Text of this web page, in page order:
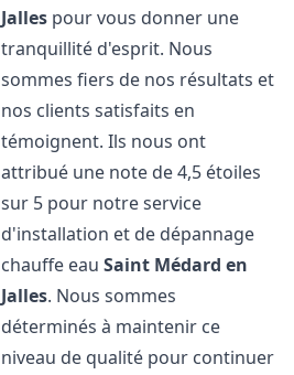
Jalles pour vous donner une
tranquillité d'esprit. Nous
sommes fiers de nos résultats et
nos clients satisfaits en
témoignent. Ils nous ont
attribué une note de 4,5 étoiles
sur 5 pour notre service
d'installation et de dépannage
chauffe eauSaint Médard en
Jalles. Nous sommes
déterminés à maintenir ce
niveau de qualité pour continuer